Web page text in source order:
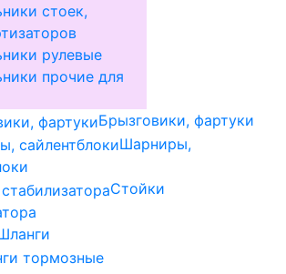
стоек,
рулевые
прочие для
Брызговики, фартуки
Шарниры,
Стойки
тормозные